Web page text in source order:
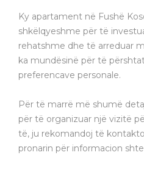
Ky apartament në Fushë
shkëlqyeshme për të
rehatshme dhe të arreduar
ka mundësinë për të
preferencave personale.
Për të marrë më shumë
për të organizuar një vizitë
të, ju rekomandoj të
pronarin për informacion